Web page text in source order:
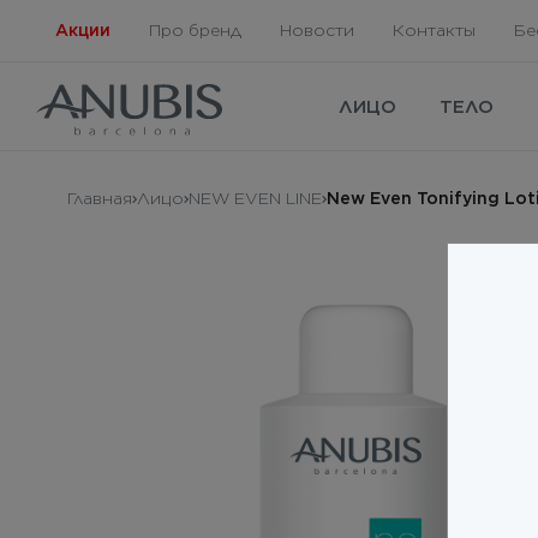
Акции Про бренд Новости Контакты
ЛИЦО ТЕЛО
Главная Лицо NEW EVEN LINE New Even Tonifying